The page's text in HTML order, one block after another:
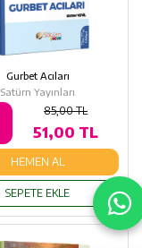
Gurbet Acıları
Satürn Yayınları
85,00 TL
51,00 TL
HEMEN AL
SEPETE EKLE